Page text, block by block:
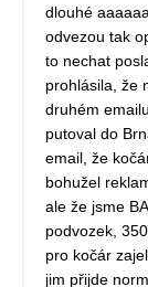
dlouhé
odvezou tak
to nechat
prohlásila, že
druhém
putoval do
email, že
bohužel
ale že jsme
podvozek,
pro kočár
jim přijde